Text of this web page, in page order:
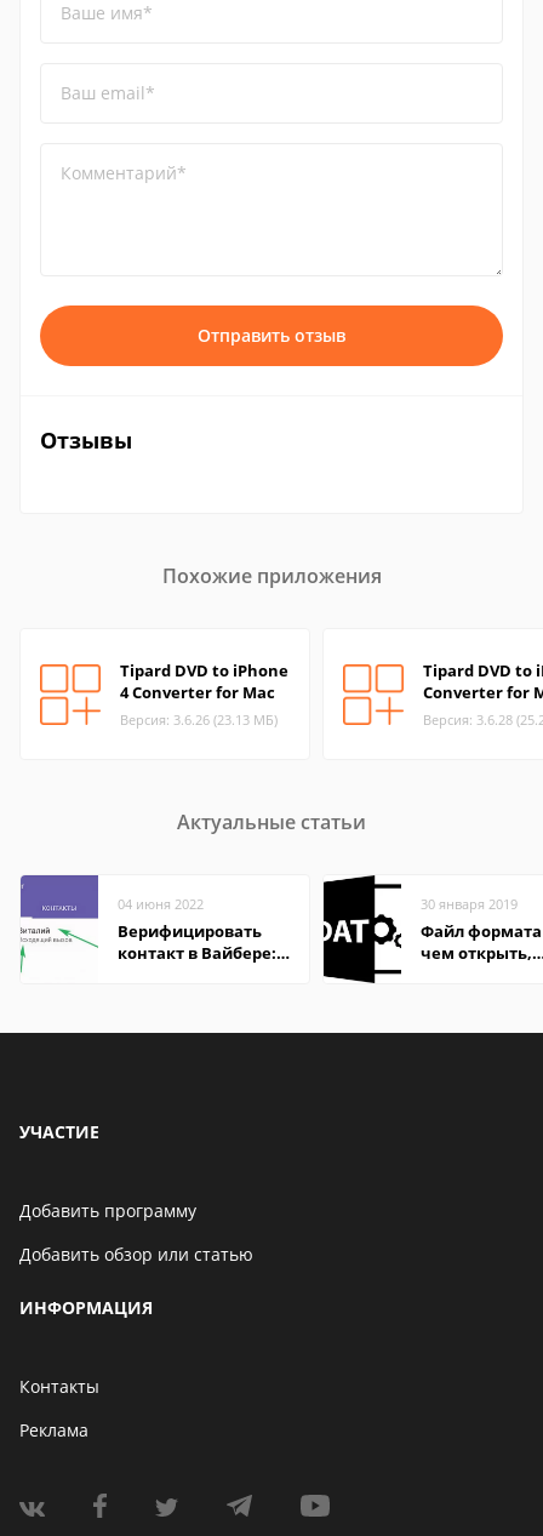
Ваше имя*
Ваш email*
Комментарий*
Отправить отзыв
Отзывы
Похожие приложения
Tipard DVD to iPhone
4 Converter for Mac
Версия: 3.6.26 (23.13 МБ)
Tipard DVD to
Converter for
Версия: 3.6.28
Актуальные статьи
04 июня 2022
Верифицировать
контакт в Вайбере:
30 января 2019
Файл формата
чем открыть,
УЧАСТИЕ
Добавить программу
Добавить обзор или статью
ИНФОРМАЦИЯ
Контакты
Реклама